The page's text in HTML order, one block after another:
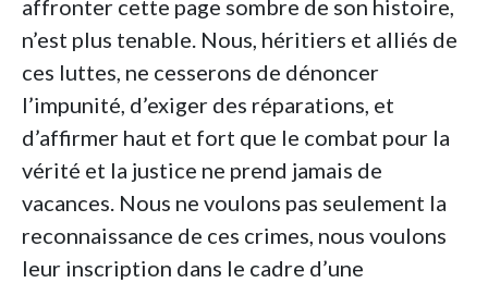
affronter cette page sombre de son histoire,
n’est plus tenable. Nous, héritiers et alliés de
ces luttes, ne cesserons de dénoncer
l’impunité, d’exiger des réparations, et
d’affirmer haut et fort que le combat pour la
vérité et la justice ne prend jamais de
vacances. Nous ne voulons pas seulement la
reconnaissance de ces crimes, nous voulons
leur inscription dans le cadre d’une